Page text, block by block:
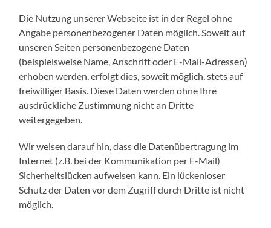
Die Nutzung unserer Webseite ist in der Regel ohne
Angabe personenbezogener Daten möglich. Soweit auf
unseren Seiten personenbezogene Daten
(beispielsweise Name, Anschrift oder E-Mail-Adressen)
erhoben werden, erfolgt dies, soweit möglich, stets auf
freiwilliger Basis. Diese Daten werden ohne Ihre
ausdrückliche Zustimmung nicht an Dritte
weitergegeben.
Wir weisen darauf hin, dass die Datenübertragung im
Internet (z.B. bei der Kommunikation per E-Mail)
Sicherheitslücken aufweisen kann. Ein lückenloser
Schutz der Daten vor dem Zugriff durch Dritte ist nicht
möglich.